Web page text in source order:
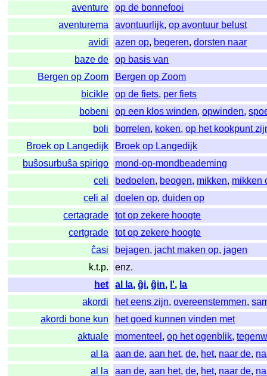
aventure
op de bonnefooi
aventurema
avontuurlijk,op avontuur belust
avidi
azen op, begeren,dorsten naar
baze de
op basis van
Bergen op Zoom
Bergen op Zoom
bicikle
op de fiets, per fiets
bobeni
op een klos winden,opwinden,
boli
borrelen, koken,op het kookpunt
Broek op Langedijk
Broek op Langedijk
buŝosurbuŝa spirigo
mond-op-mondbeademing
celi
bedoelen, beogen, mikken, mikken
celi al
doelen op,duiden op
certagrade
tot op zekere hoogte
certgrade
tot op zekere hoogte
ĉasi
bejagen, jacht maken op, jagen
k.t.p.
enz.
het
al la,ĝi,ĝin, l', la
akordi
het eens zijn,overeenstemmen,
akordi bone kun
het goed kunnen vinden met
aktuale
momenteel ,op het ogenblik,
al la
aan de,aan het,de, het, naar de,
al la
aan de,aan het,de, het, naar de,